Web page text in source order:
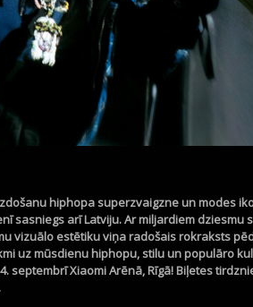
hiphopa superzvaigzne un modes
sasniegs arī Latviju. Ar miljardiem dziesmu
vizuālo estētiku viņa radošais rokraksts
uz mūsdienu hiphopu, stilu un populāro
septembrī Xiaomi Arēnā, Rīgā! Biļetes